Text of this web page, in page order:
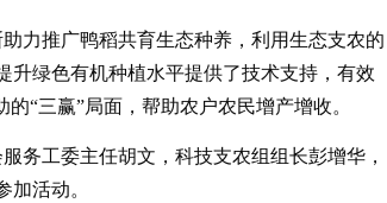
力推广鸭稻共育生态种养，利用生态支农的
升绿色有机种植水平提供了技术支持，有效
“三赢”局面，帮助农户农民增产增收。
务工委主任胡文，科技支农组组长彭增华，
活动。